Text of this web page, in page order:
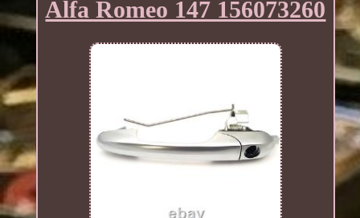
Alfa Romeo 147 156073260